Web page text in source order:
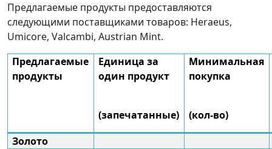
Предлагаемые продукты предоставляются
следующими поставщиками товаров: Heraeus,
Umicore, Valcambi, Austrian Mint.
Предлагаемые
продукты
Единица за
один продукт
(запечатанные)
Минимальная
покупка
(кол-во)
Золото